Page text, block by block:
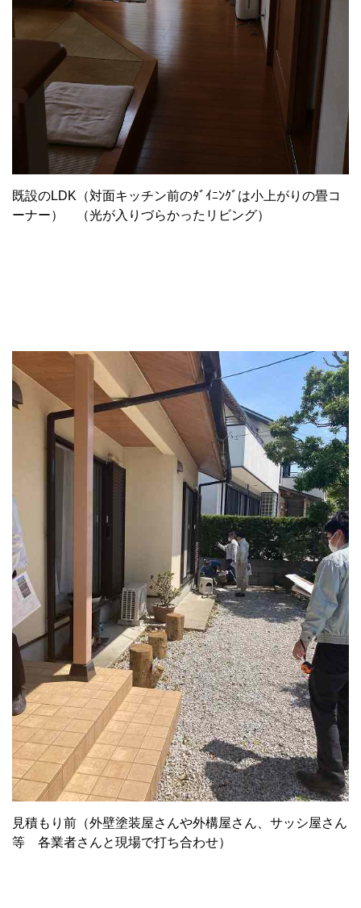
既設のLDK（対面キッチン前のﾀﾞｲﾆﾝｸﾞは小上がりの畳コ
ーナー） （光が入りづらかったリビング）
見積もり前（外壁塗装屋さんや外構屋さん、サッシ屋さん
等 各業者さんと現場で打ち合わせ）